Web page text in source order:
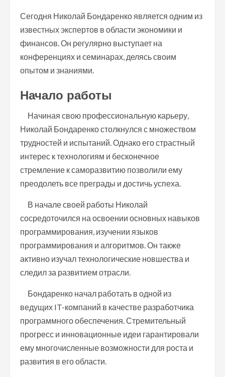
Сегодня Николай Бондаренко является одним из
известных экспертов в области экономики и
финансов. Он регулярно выступает на
конференциях и семинарах, делясь своим
опытом и знаниями.
Начало работы
Начиная свою профессиональную карьеру,
Николай Бондаренко столкнулся с множеством
трудностей и испытаний. Однако его страстный
интерес к технологиям и бесконечное
стремление к саморазвитию позволили ему
преодолеть все преграды и достичь успеха.
В начале своей работы Николай
сосредоточился на освоении основных навыков
программирования, изучении языков
программирования и алгоритмов. Он также
активно изучал технологические новшества и
следил за развитием отрасли.
Бондаренко начал работать в одной из
ведущих IT-компаний в качестве разработчика
программного обеспечения. Стремительный
прогресс и инновационные идеи гарантировали
ему многочисленные возможности для роста и
развития в его области.